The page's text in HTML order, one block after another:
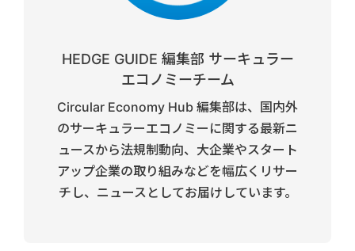
HEDGE GUIDE 編集部 サーキュラー
エコノミーチーム
Circular Economy Hub 編集部は、国内外
のサーキュラーエコノミーに関する最新ニ
ュースから法規制動向、大企業やスタート
アップ企業の取り組みなどを幅広くリサー
チし、ニュースとしてお届けしています。